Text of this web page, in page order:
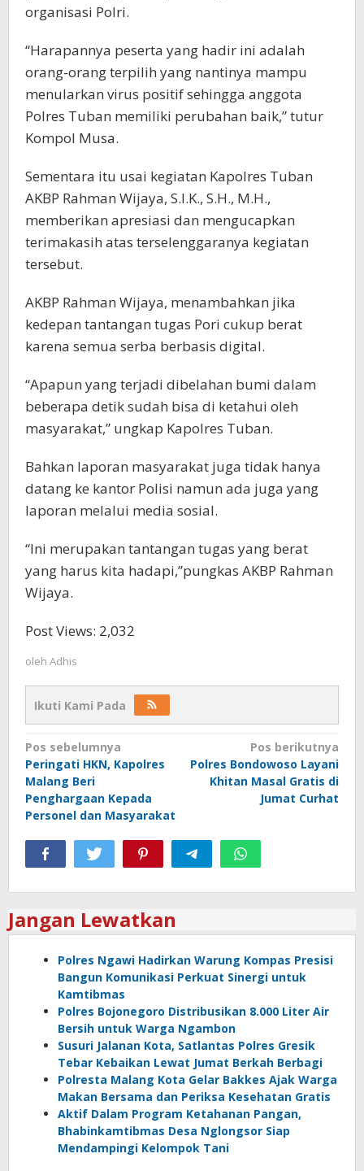
organisasi Polri.
“Harapannya peserta yang hadir ini adalah
orang-orang terpilih yang nantinya mampu
menularkan virus positif sehingga anggota
Polres Tuban memiliki perubahan baik,” tutur
Kompol Musa.
Sementara itu usai kegiatan Kapolres Tuban
AKBP Rahman Wijaya, S.I.K., S.H., M.H.,
memberikan apresiasi dan mengucapkan
terimakasih atas terselenggaranya kegiatan
tersebut.
AKBP Rahman Wijaya, menambahkan jika
kedepan tantangan tugas Pori cukup berat
karena semua serba berbasis digital.
“Apapun yang terjadi dibelahan bumi dalam
beberapa detik sudah bisa di ketahui oleh
masyarakat,” ungkap Kapolres Tuban.
Bahkan laporan masyarakat juga tidak hanya
datang ke kantor Polisi namun ada juga yang
laporan melalui media sosial.
“Ini merupakan tantangan tugas yang berat
yang harus kita hadapi,”pungkas AKBP Rahman
Wijaya.
Post Views: 2,032
oleh Adhis
Ikuti Kami Pada
Navigasi
pos
Pos sebelumnya
Peringati HKN, Kapolres
Malang Beri
Penghargaan Kepada
Personel dan Masyarakat
Pos berikutnya
Polres Bondowoso Layani
Khitan Masal Gratis di
Jumat Curhat
Jangan Lewatkan
Polres Ngawi Hadirkan Warung Kompas Presisi
Bangun Komunikasi Perkuat Sinergi untuk
Kamtibmas
Polres Bojonegoro Distribusikan 8.000 Liter Air
Bersih untuk Warga Ngambon
Susuri Jalanan Kota, Satlantas Polres Gresik
Tebar Kebaikan Lewat Jumat Berkah Berbagi
Polresta Malang Kota Gelar Bakkes Ajak Warga
Makan Bersama dan Periksa Kesehatan Gratis
Aktif Dalam Program Ketahanan Pangan,
Bhabinkamtibmas Desa Nglongsor Siap
Mendampingi Kelompok Tani